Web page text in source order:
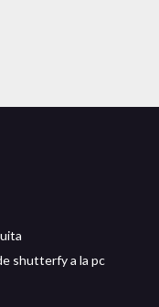
shutterfy a la pc